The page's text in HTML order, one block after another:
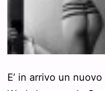
E’ in arrivo un